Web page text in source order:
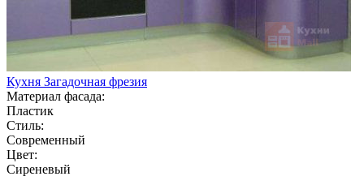
Кухня Загадочная фрезия
Материал фасада:
Пластик
Стиль:
Современный
Цвет:
Сиреневый